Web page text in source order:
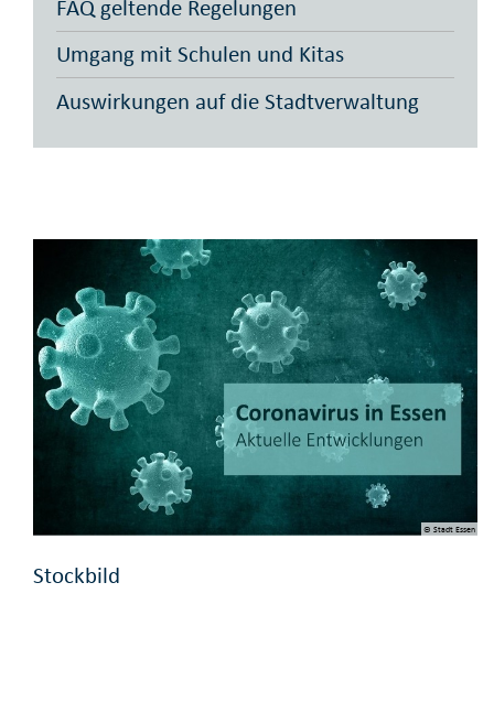
FAQ geltende Regelungen
Umgang mit Schulen und Kitas
Auswirkungen auf die Stadtverwaltung
© Stadt Essen
Stockbild